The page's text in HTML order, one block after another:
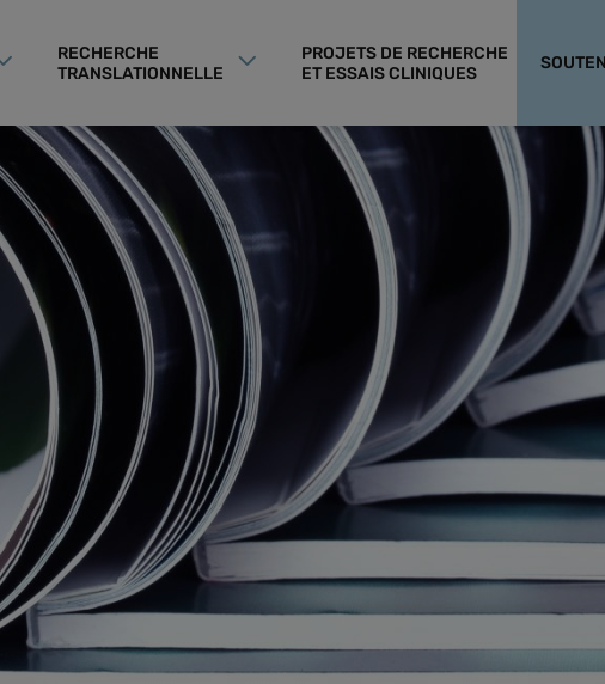
RECHERCHE
TRANSLATIONNELLE
PROJETS DE RECHERCHE
ET ESSAIS CLINIQUES